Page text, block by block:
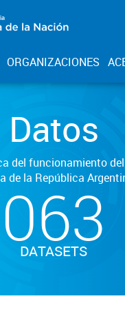
ORGANIZACIONES
Datos
del funcionamiento
de la República
063
DATASETS